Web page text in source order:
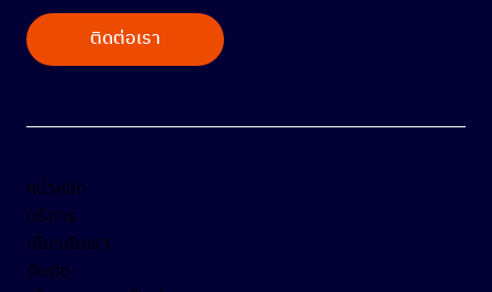
ติดต่อเรา
หน้าหลัก
บริการ
เกี่ยวกับเรา
ติดต่อ